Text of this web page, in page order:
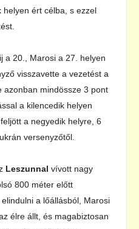
helyen ért célba, s ezzel
a 20., Marosi a 27. helyen
visszavette a vezetést a
azonban mindössze 3 pont
a kilencedik helyen
a negyedik helyre, 6
versenyzőtől.
Leszunnal vívott nagy
800 méter előtt
a lőállásból, Marosi
élre állt, és magabiztosan